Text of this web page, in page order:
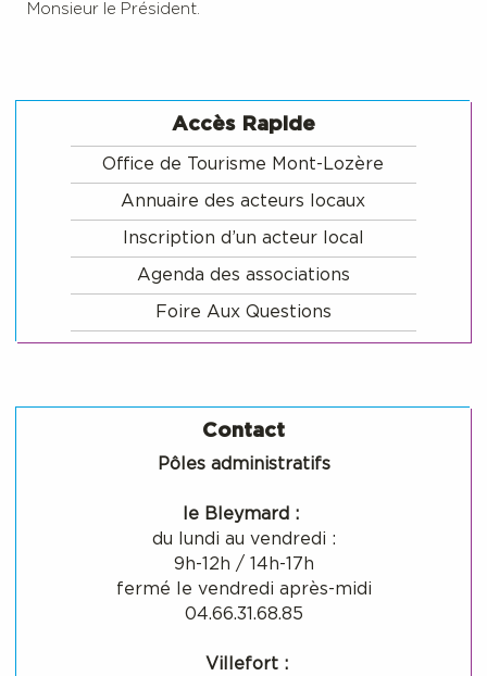
Monsieur le Président.
Accès Rapide
Office de Tourisme Mont-Lozère
Annuaire des acteurs locaux
Inscription d’un acteur local
Agenda des associations
Foire Aux Questions
Contact
Pôles administratifs
le Bleymard :
du lundi au vendredi :
9h-12h / 14h-17h
fermé le vendredi après-midi
04.66.31.68.85
Villefort :